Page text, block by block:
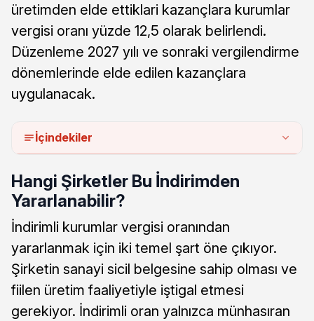
üretimden elde ettiklari kazançlara kurumlar
vergisi oranı yüzde 12,5 olarak belirlendi.
Düzenleme 2027 yılı ve sonraki vergilendirme
dönemlerinde elde edilen kazançlara
uygulanacak.
İçindekiler
Hangi Şirketler Bu İndirimden
Yararlanabilir?
İndirimli kurumlar vergisi oranından
yararlanmak için iki temel şart öne çıkıyor.
Şirketin sanayi sicil belgesine sahip olması ve
fiilen üretim faaliyetiyle iştigal etmesi
gerekiyor. İndirimli oran yalnızca münhasıran